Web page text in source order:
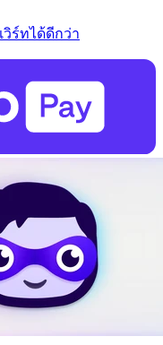
ร์ทได้ดีกว่า